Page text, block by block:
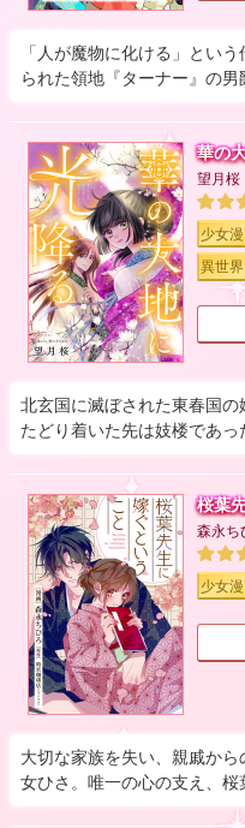
「人が魔物に化ける」とい
られた領地『ターナー』の男
華の
望月桜
少女
異世
北玄国に滅ぼされた東春国の
たどり着いた先は妓楼であっ
桜葉
森永ち
少女
大切な家族を失い、親戚か
女ひさ。唯一の心の支え、桜